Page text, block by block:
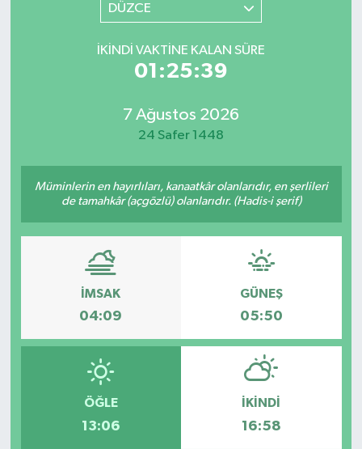
DÜZCE
İKINDI VAKTINE KALAN SÜRE
01:25:39
7 Ağustos 2026
24 Safer 1448
Müminlerin en hayırlıları, kanaatkâr olanlarıdır, en şerlileri
de tamahkâr (açgözlü) olanlarıdır. (Hadis-i şerif)
İMSAK
04:09
GÜNEŞ
05:50
ÖĞLE
13:06
İKINDI
16:58